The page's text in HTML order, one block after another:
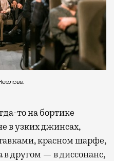
то на бортике
в узких джинсах,
красном шарфе,
в другом — в диссонанс,